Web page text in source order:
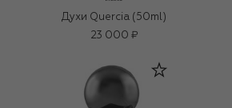
Духи Quercia (50ml)
23 000 ₽